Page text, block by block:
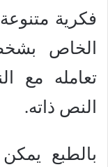
فكرية
الخاص
تعامله مع
النص ذاته.
بالطبع